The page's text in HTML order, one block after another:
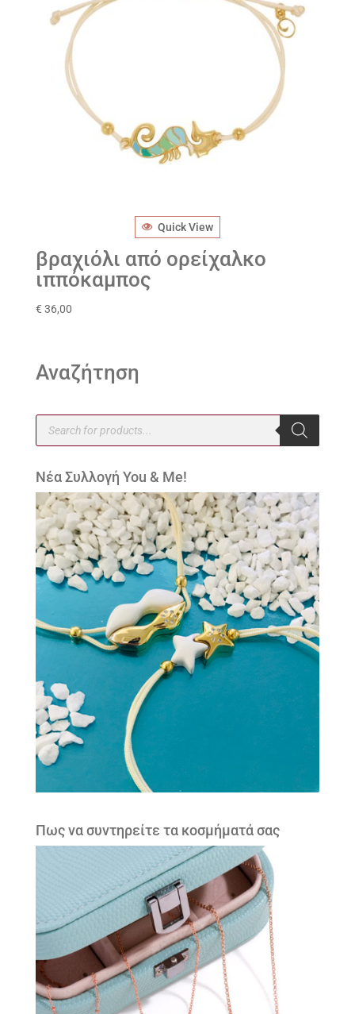
Quick View
βραχιόλι από ορείχαλκο
ιππόκαμπος
€ 36,00
Αναζήτηση
Products
search
Νέα Συλλογή You & Me!
Πως να συντηρείτε τα κοσμήματά σας